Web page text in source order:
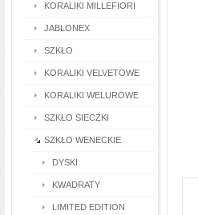
KORALIKI MILLEFIORI
JABLONEX
SZKŁO
KORALIKI VELVETOWE
KORALIKI WELUROWE
SZKŁO SIECZKI
SZKŁO WENECKIE
DYSKI
KWADRATY
LIMITED EDITION